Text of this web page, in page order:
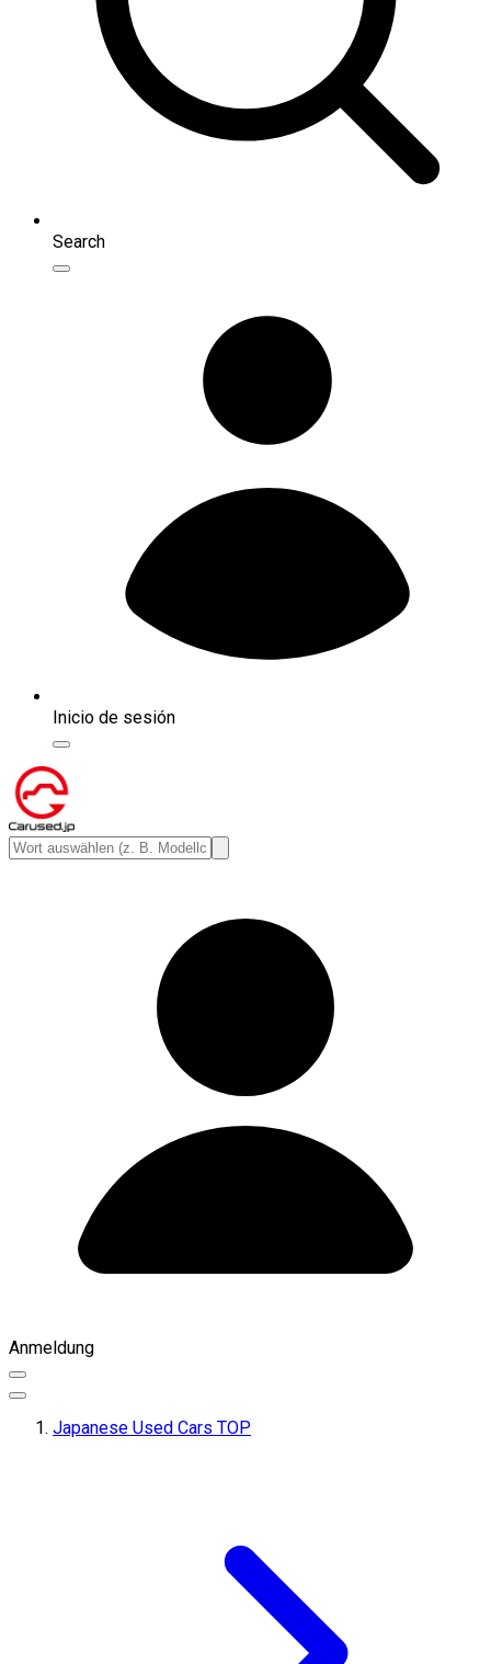
Search
Inicio de sesión
Anmeldung
Japanese Used Cars TOP